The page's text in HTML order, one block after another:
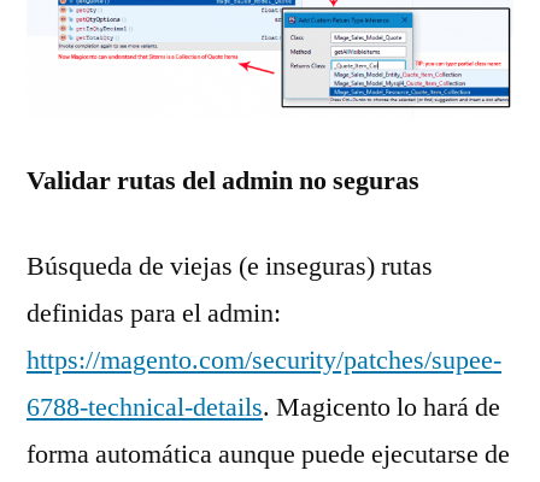
Validar rutas del admin no seguras
Búsqueda de viejas (e inseguras) rutas
definidas para el admin:
https://magento.com/security/patches/supee-
6788-technical-details. Magicento lo hará de
forma automática aunque puede ejecutarse de